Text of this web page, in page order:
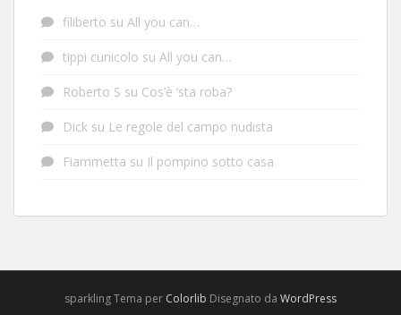
filiberto su All you can…
tippi cunicolo su All you can…
Roberto S su Cos’è ‘sta roba?
Dick su Le regole del campo nudista
Fiammetta su Il pompino sotto casa
sparkling Tema per Colorlib Disegnato da WordPress